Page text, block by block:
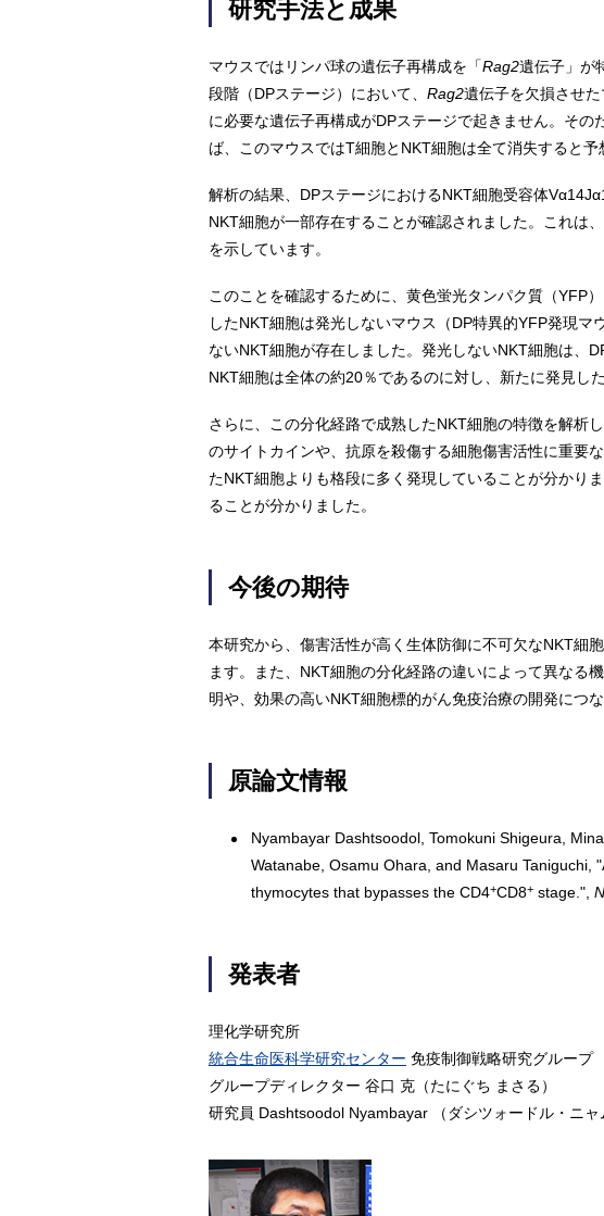
研究手法と成果
マウスではリンパ球の遺伝子再構成を「Rag2遺伝子」が
段階（DPステージ）において、 Rag2遺伝子を欠損させ
に必要な遺伝子再構成がDPステージで起きません。そ
ば、このマウスではT細胞とNKT細胞は全て消失すると予
解析の結果、DPステージにおけるNKT細胞受容体
NKT細胞が一部存在することが確認されました。これは
を示しています。
このことを確認するために、黄色蛍光タンパク質（YFP
したNKT細胞は発光しないマウス（DP特異的YFP発現
ないNKT細胞が存在しました。発光しないNKT細胞は、
NKT細胞は全体の約20％であるのに対し、新たに発見し
さらに、この分化経路で成熟したNKT細胞の特徴を解析
のサイトカインや、抗原を殺傷する細胞傷害活性に重要な
たNKT細胞よりも格段に多く発現していることが分かり
ることが分かりました。
今後の期待
本研究から、傷害活性が高く生体防御に不可欠なNKT細
ます。また、NKT細胞の分化経路の違いによって異なる
明や、効果の高いNKT細胞標的がん免疫治療の開発につ
原論文情報
Nyambayar Dashtsoodol, Tomokuni Shigeura,
Watanabe, Osamu Ohara, and Masaru
thymocytes that bypasses the CD4+CD8+ stage.",
発表者
理化学研究所
統合生命医科学研究センター 免疫制御戦略研究グループ
グループディレクター 谷口 克（たにぐち まさる）
研究員 Dashtsoodol Nyambayar （ダシツォードル・ニャ